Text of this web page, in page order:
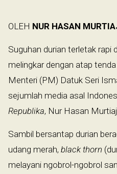
OLEH NUR HASAN
Suguhan durian terletak
melingkar dengan atap
Menteri (PM) Datuk Seri
sejumlah media asal
Republika, Nur Hasan
Sambil bersantap durian
udang merah, black thorn
melayani ngobrol-ngobrol